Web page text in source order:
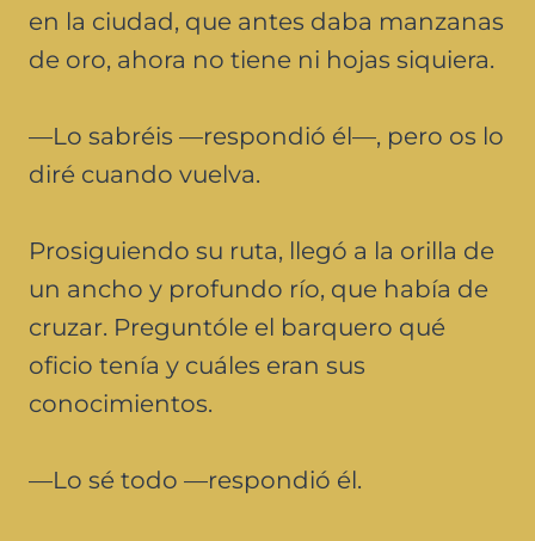
en la ciudad, que antes daba manzanas
de oro, ahora no tiene ni hojas siquiera.
—Lo sabréis —respondió él—, pero os lo
diré cuando vuelva.
Prosiguiendo su ruta, llegó a la orilla de
un ancho y profundo río, que había de
cruzar. Preguntóle el barquero qué
oficio tenía y cuáles eran sus
conocimientos.
—Lo sé todo —respondió él.